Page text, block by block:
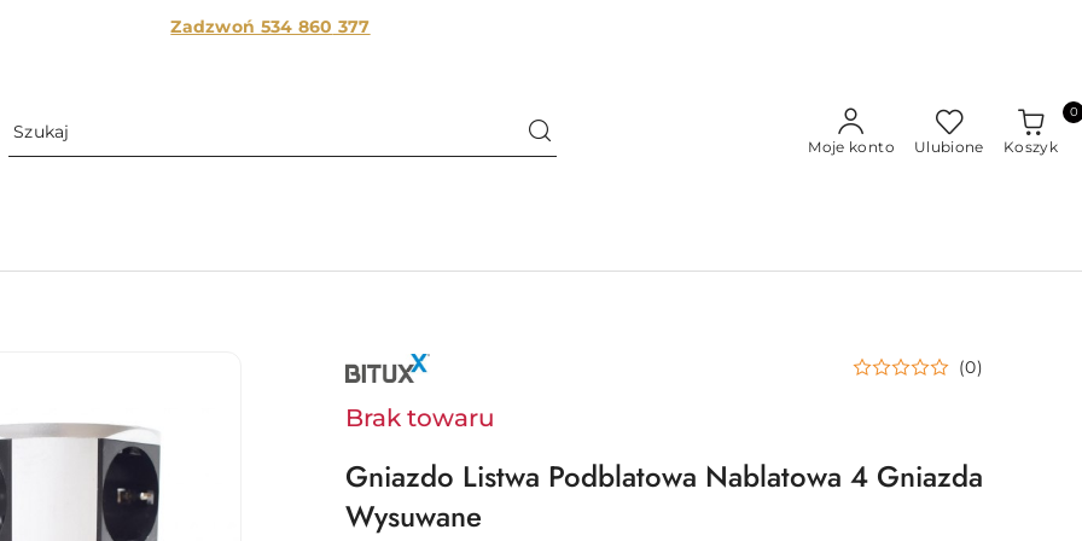
Zadzwoń 534 860 377
Moje konto Ulubione Koszyk
0
NAZWA
PRODUCENTA: (0)
Brak towaru
Gniazdo Listwa Podblatowa Nablatowa 4 Gniazda
Wysuwane